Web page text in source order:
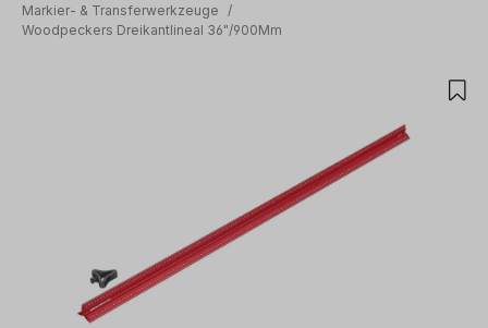
Markier- & Transferwerkzeuge
/
Woodpeckers Dreikantlineal 36"/900Mm